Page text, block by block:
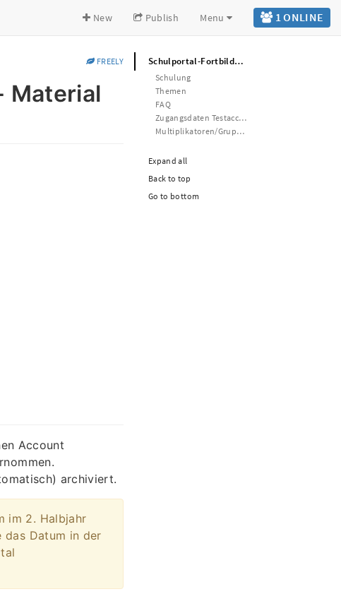
1ONLINE
New Publish Menu
FREELY
Material
Account
archiviert.
im 2. Halbjahr
das Datum in der
Schulportal-Fortbildung am 13.08. - Material für das Kollegium
Schulung
Themen
FAQ
Zugangsdaten Testaccounts
Multiplikatoren/Gruppen
Expand all
Back to top
Go to bottom